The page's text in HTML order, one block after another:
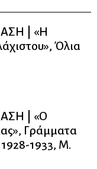
| «Η
Όλια
| «Ο
Γράμματα
1933, Μ.